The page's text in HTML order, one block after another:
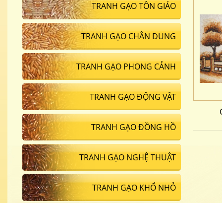
TRANH GẠO TÔN GIÁO
TRANH GẠO CHÂN DUNG
TRANH GẠO PHONG CẢNH
TRANH GẠO ĐỘNG VẬT
TRANH GẠO ĐỒNG HỒ
TRANH GẠO NGHỆ THUẬT
TRANH GẠO KHỔ NHỎ